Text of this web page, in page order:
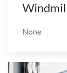
None